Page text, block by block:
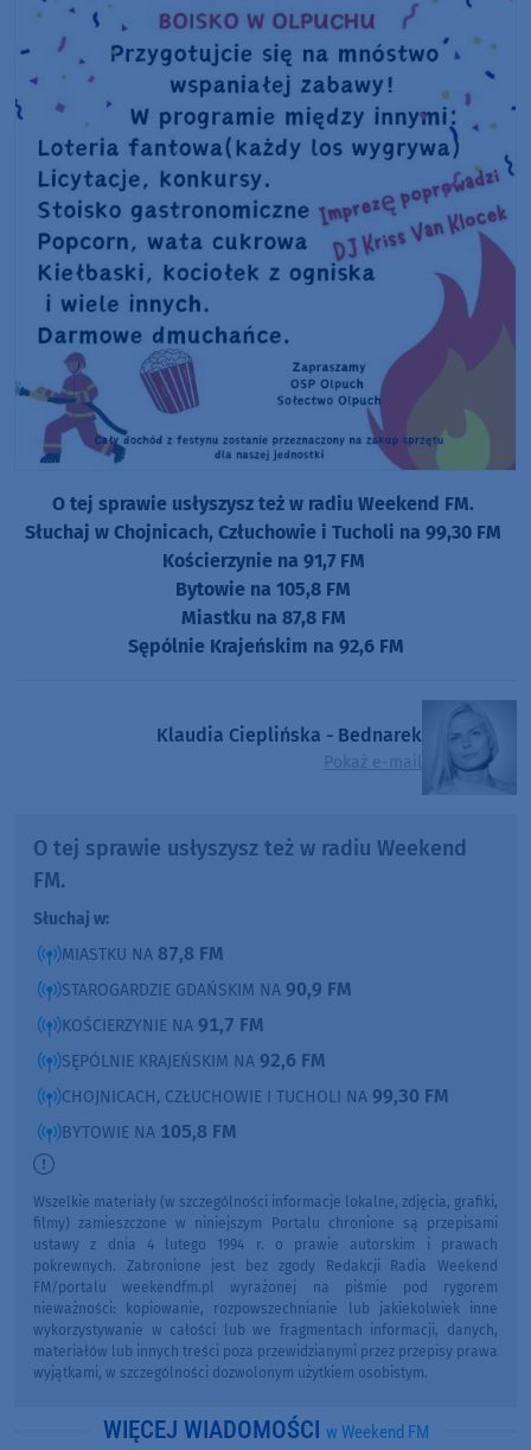
O tej sprawie usłyszysz też w radiu Weekend FM.
Słuchaj w Chojnicach, Człuchowie i Tucholi na 99,30 FM
Kościerzynie na 91,7 FM
Bytowie na 105,8 FM
Miastku na 87,8 FM
Sępólnie Krajeńskim na 92,6 FM
Klaudia Cieplińska - Bednarek
Pokaż e-mail
O tej sprawie usłyszysz też w radiu Weekend
FM.
Słuchaj w:
MIASTKU NA 87,8 FM
STAROGARDZIE GDAŃSKIM NA 90,9 FM
KOŚCIERZYNIE NA 91,7 FM
SĘPÓLNIE KRAJEŃSKIM NA 92,6 FM
CHOJNICACH, CZŁUCHOWIE I TUCHOLI NA 99,30 FM
BYTOWIE NA 105,8 FM
Wszelkie materiały (w szczególności informacje lokalne, zdjęcia, grafiki,
filmy) zamieszczone w niniejszym Portalu chronione są przepisami
ustawy z dnia 4 lutego 1994 r. o prawie autorskim i prawach
pokrewnych. Zabronione jest bez zgody Redakcji Radia Weekend
FM/portalu weekendfm.pl wyrażonej na piśmie pod rygorem
nieważności: kopiowanie, rozpowszechnianie lub jakiekolwiek inne
wykorzystywanie w całości lub we fragmentach informacji, danych,
materiałów lub innych treści poza przewidzianymi przez przepisy prawa
wyjątkami, w szczególności dozwolonym użytkiem osobistym.
WIĘCEJ WIADOMOŚCI w Weekend FM